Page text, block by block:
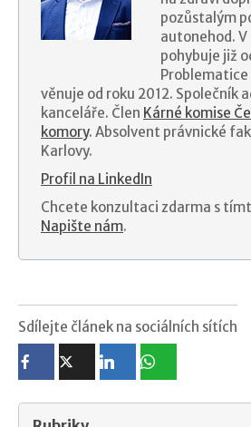
pozůstalým
autonehod. V
pohybuje již
Problematice
věnuje od roku 2012. Společník
kanceláře. Člen Kárné komise
komory. Absolvent právnické
Karlovy.
Profil na LinkedIn
Chcete konzultaci zdarma s
Napište nám.
Sdílejte článek na sociálních sítích